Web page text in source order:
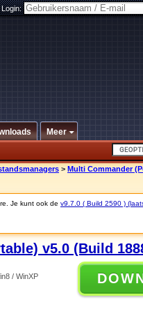
Login:
Meer
> Multi Commander
Je kunt ook de v9.7.0 ( Build 2590 )
v5.0 (Build
/ WinXP